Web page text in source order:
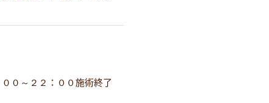
０～２２：００施術終了